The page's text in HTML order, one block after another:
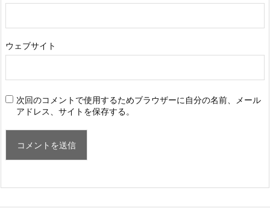
ウェブサイト
次回のコメントで使用するためブラウザーに自分の名前、メール
アドレス、サイトを保存する。